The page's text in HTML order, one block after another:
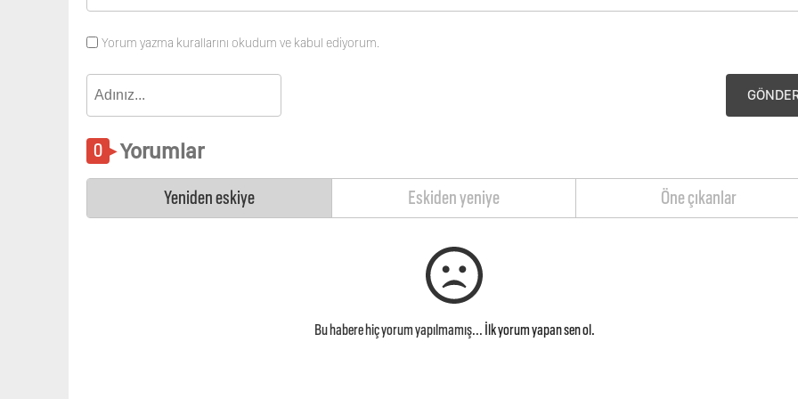
Yorum yazma kurallarını okudum ve kabul ediyorum.
Yorumlar
Yeniden eskiye Eskiden yeniye Öne çıkanlar
Bu habere hiç yorum yapılmamış... İlk yorum yapan sen ol.